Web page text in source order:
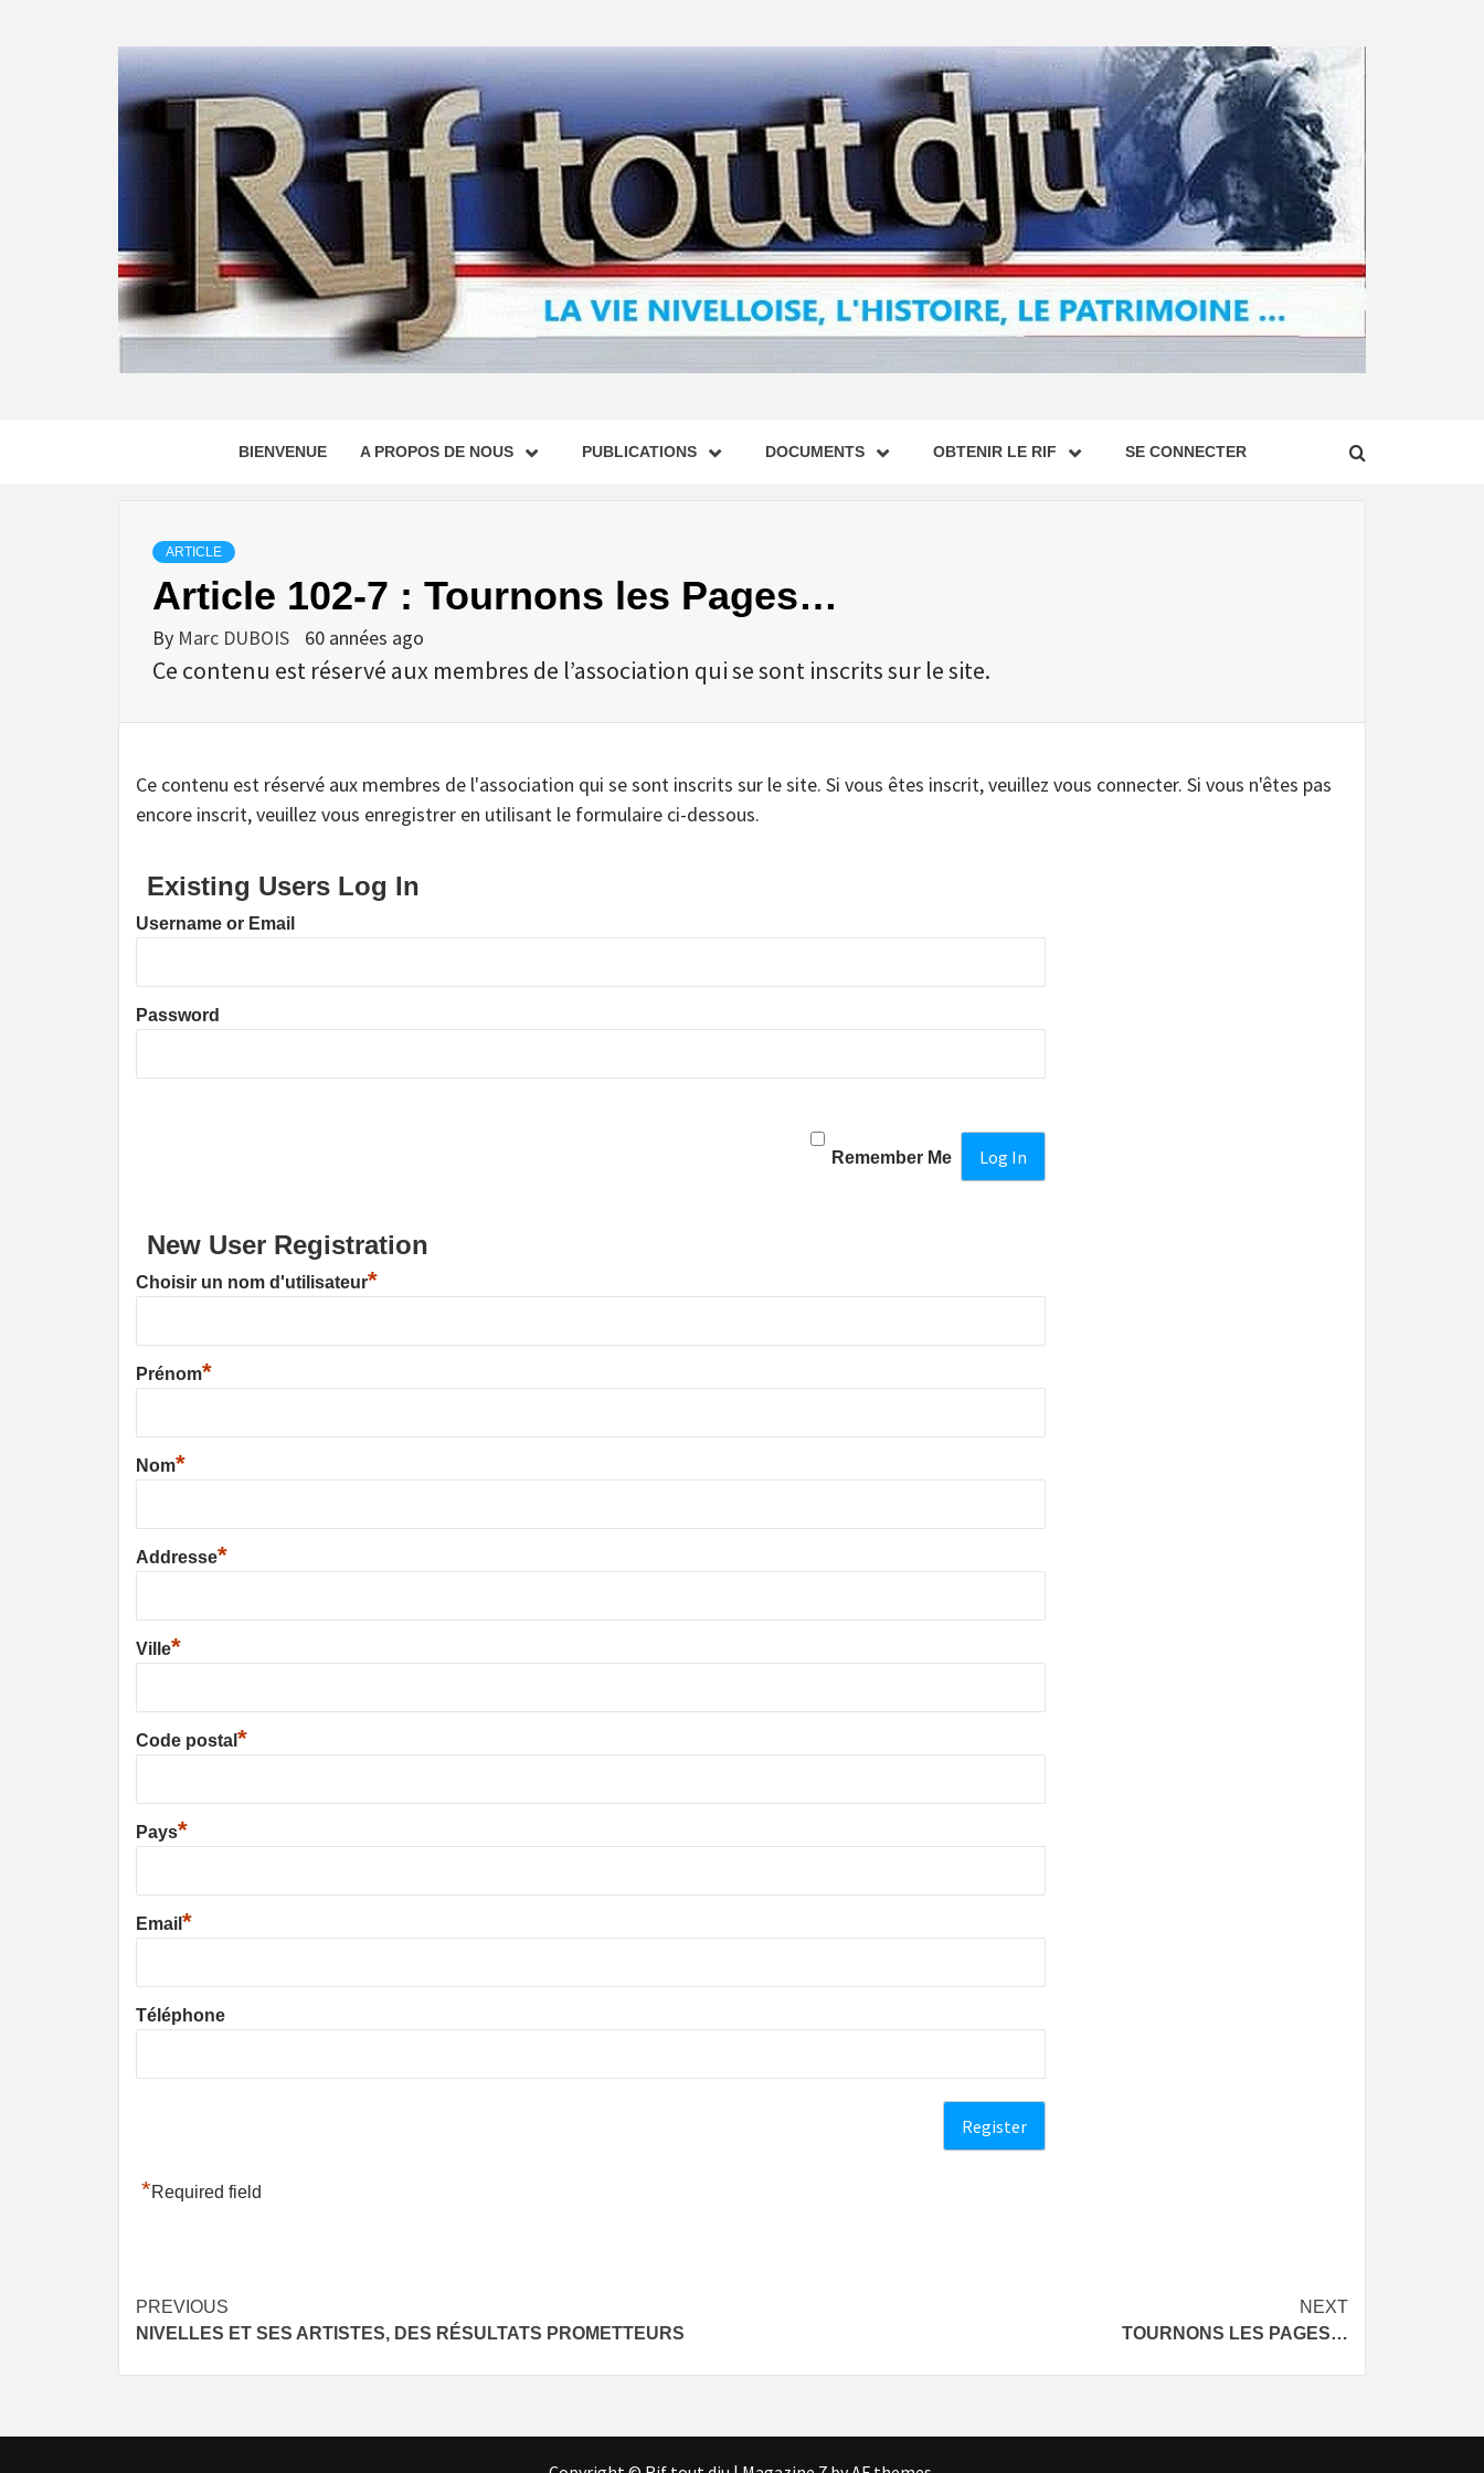
BIENVENUE A PROPOS DE NOUS PUBLICATIONS DOCUMENTS OBTENIR LE RIF SE CONNECTER
ARTICLE
Article 102-7 : Tournons les Pages…
By Marc DUBOIS 60 années ago
Ce contenu est réservé aux membres de l’association qui se sont inscrits sur le site.
Ce contenu est réservé aux membres de l'association qui se sont inscrits sur le site. Si vous êtes inscrit, veuillez vous connecter. Si vous n'êtes pas
encore inscrit, veuillez vous enregistrer en utilisant le formulaire ci-dessous.
Existing Users Log In
Username or Email
Password
Remember Me
New User Registration
Choisir un nom d'utilisateur*
Prénom*
Nom*
Addresse*
Ville*
Code postal *
Pays*
Email *
Téléphone
*Required field
Post
navigation
PREVIOUS
NIVELLES ET SES ARTISTES, DES RÉSULTATS PROMETTEURS
NEXT
TOURNONS LES PAGES…